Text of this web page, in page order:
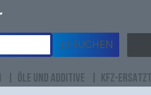
SUCHEN
ÖLE UND ADDITIVE KFZ-